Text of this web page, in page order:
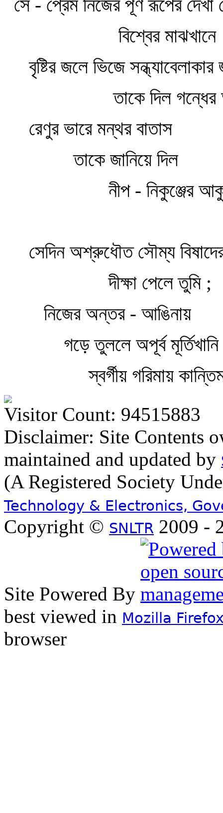
সে - প্রেম নিজের পূর্ণ রূপের দেখা
বিশ্বের
বৃষ্টির জলে ভিজে
তাকে দিল গন্ধের
রেণুর ভারে মন্থর বাতাস
তাকে জানিয়ে দিল
নীপ - নিকুঞ্জের
সেদিন অশ্রুধৌত সৌম্য
দীক্ষা পেলে তুমি ;
নিজের অন্তর - আঙিনায়
গড়ে তুললে অপূর্ব মূর্তিখানি
স্বর্গীয় গরিমায়
Visitor Count: 94515883
Disclaimer: Site Contents
maintained and updated by
(A Registered Society
Technology & Electronics,
Copyright © SNLTR 2009 -
Site Powered By
best viewed in Mozilla
browser